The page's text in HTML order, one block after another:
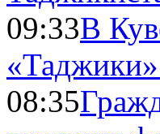
09:33В
08:35